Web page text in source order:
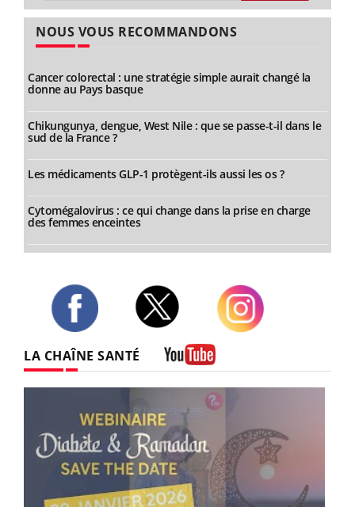
NOUS VOUS RECOMMANDONS
Cancer colorectal : une stratégie simple aurait changé la
donne au Pays basque
Chikungunya, dengue, West Nile : que se passe-t-il dans le
sud de la France ?
Les médicaments GLP-1 protègent-ils aussi les os ?
Cytomégalovirus : ce qui change dans la prise en charge
des femmes enceintes
LA CHAÎNE SANTÉ